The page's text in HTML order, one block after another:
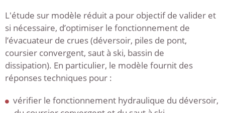
L'étude sur modèle réduit a pour objectif de valider et
si nécessaire, d’optimiser le fonctionnement de
l’évacuateur de crues (déversoir, piles de pont,
coursier convergent, saut à ski, bassin de
dissipation). En particulier, le modèle fournit des
réponses techniques pour :
vérifier le fonctionnement hydraulique du déversoir,